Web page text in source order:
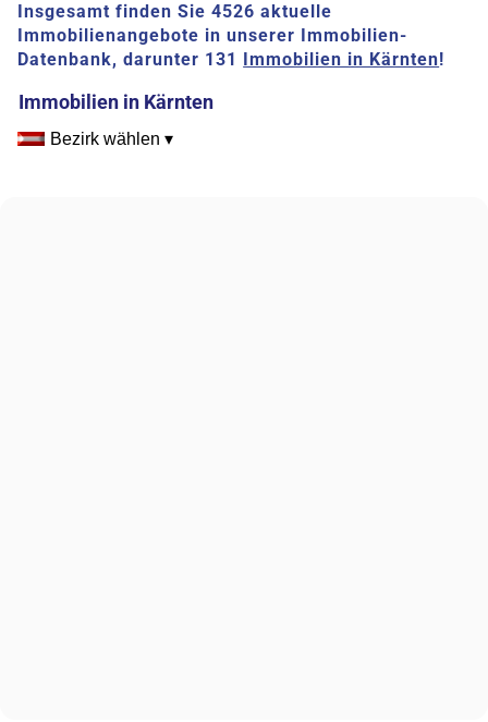
Insgesamt finden Sie 4526 aktuelle
Immobilienangebote in unserer Immobilien-
Datenbank, darunter 131
Immobilien in Kärnten!
Immobilien in Kärnten
Bezirk wählen ▾